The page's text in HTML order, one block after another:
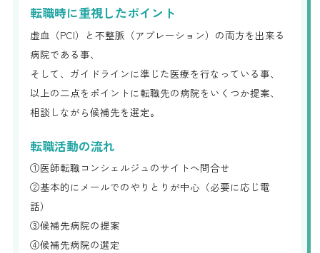
転職時に重視したポイント
虚血（PCI）と不整脈（アブレーション）の両方を出来る
病院である事、
そして、ガイドラインに準じた医療を行なっている事、
以上の二点をポイントに転職先の病院をいくつか提案、
相談しながら候補先を選定。
転職活動の流れ
①医師転職コンシェルジュのサイトへ問合せ
②基本的にメールでのやりとりが中心（必要に応じ電
話）
③候補先病院の提案
④候補先病院の選定